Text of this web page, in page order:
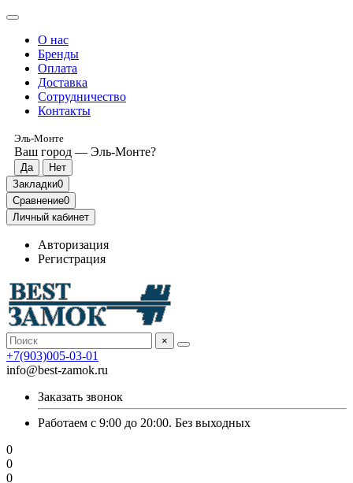
О нас
Бренды
Оплата
Доставка
Сотрудничество
Контакты
Эль-Монте
Ваш город — Эль-Монте?
Закладки0
Сравнение0
Личный кабинет
Авторизация
Регистрация
×
+7(903)005-03-01
info@best-zamok.ru
Заказать звонок
Работаем с 9:00 до 20:00. Без выходных
0
0
0